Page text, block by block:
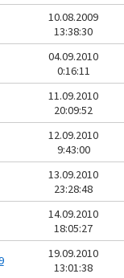
10.08.2009
13:38:30
04.09.2010
0:16:11
11.09.2010
20:09:52
12.09.2010
9:43:00
13.09.2010
23:28:48
14.09.2010
18:05:27
19.09.2010
13:01:38